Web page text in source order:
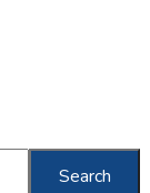
Search